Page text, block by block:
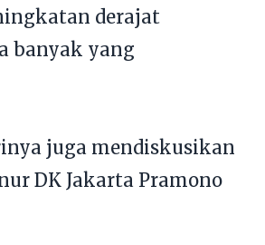
derajat
banyak yang
juga mendiskusikan
DK Jakarta Pramono